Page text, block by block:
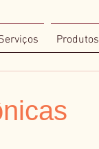
Produtos